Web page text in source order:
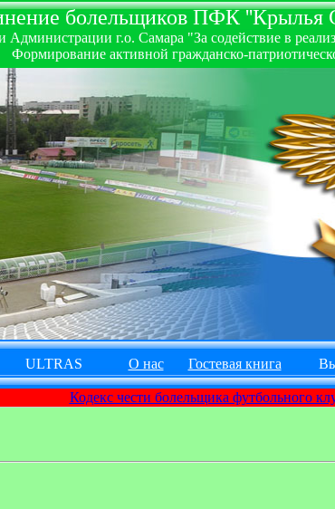
болельщиков ПФК
Администрации г.о. Самара "За содействие в
Формирование активной гражданско-
ULTRAS О нас Гостевая книга
Кодекс чести болельщика футбольного